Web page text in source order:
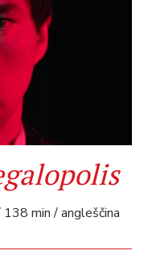
min / angleščina